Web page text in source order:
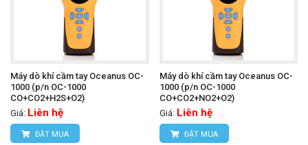
Máy dò khí cầm tay Oceanus OC-
1000 (p/n OC-1000
CO+CO2+H2S+O2)
Giá: Liên hệ
ĐẶT MUA
Máy dò khí cầm tay Oceanus OC-
1000 (p/n OC-1000
CO+CO2+NO2+O2)
Giá: Liên hệ
ĐẶT MUA